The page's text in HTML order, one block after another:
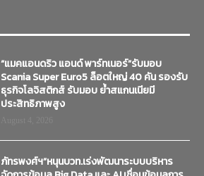
“แมคแอนดริว แอนด์ พาร์ทเนอร์”รับมอบ
Scania Super Euro5 ล็อตใหญ่ 40 คัน รองรับ
ธุรกิจโลจิสติกส์ รับมอบ ย้ำสแกนเนียมี
ประสิทธิภาพสูง
ภัทรพงศ์ฯ”หนุนบวท.เร่งพัฒนาระบบบริหาร